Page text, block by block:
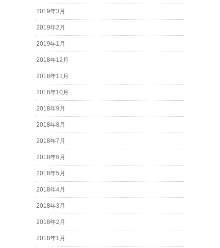
2019年3月
2019年2月
2019年1月
2018年12月
2018年11月
2018年10月
2018年9月
2018年8月
2018年7月
2018年6月
2018年5月
2018年4月
2018年3月
2018年2月
2018年1月